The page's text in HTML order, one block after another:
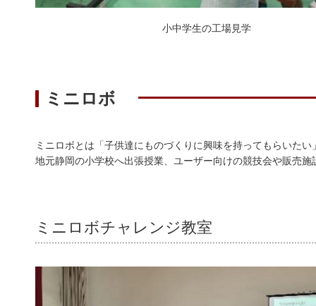
小中学生の工場見学
ミニロボ
ミニロボとは「子供達にものづくりに興味を持ってもらいた
地元静岡の小学校へ出張授業、ユーザー向けの競技会や販売
ミニロボチャレンジ教室